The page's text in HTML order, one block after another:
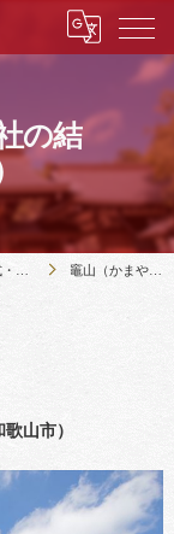
の結
九度 竈山（かまやま）神社の結婚式（和歌山市）
山市）